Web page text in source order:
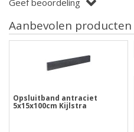
Geef beoordeling
Aanbevolen producten
Opsluitband antraciet
5x15x100cm Kijlstra